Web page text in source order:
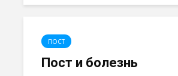
ПОСТ
Пост и болезнь